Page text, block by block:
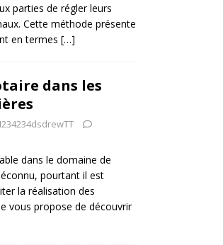
parties de régler leurs
Cette méthode présente
en termes […]
dans les
dans le domaine de
pourtant il est
la réalisation des
vous propose de découvrir